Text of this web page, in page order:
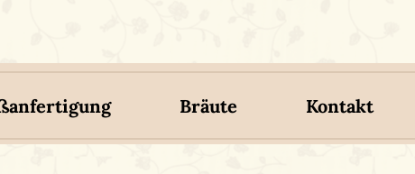
Bräute Kontakt